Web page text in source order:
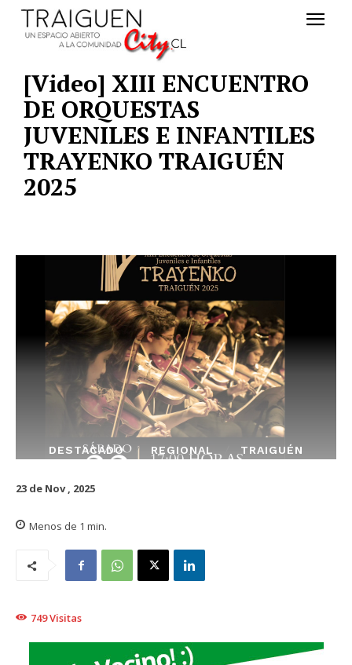
[Video] XIII ENCUENTRO
DE ORQUESTAS
JUVENILES E INFANTILES
TRAYENKO TRAIGUÉN
2025
DESTACADO REGIONAL TRAIGUÉN
23 de Nov , 2025
Menos de 1 min.
749Visitas